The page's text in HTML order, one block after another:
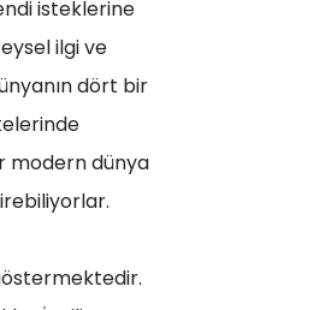
isteklerine
ilgi ve
dört bir
modern dünya